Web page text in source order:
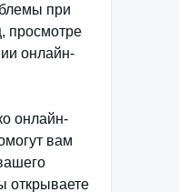
при
просмотре
онлайн-
онлайн-
вам
открываете